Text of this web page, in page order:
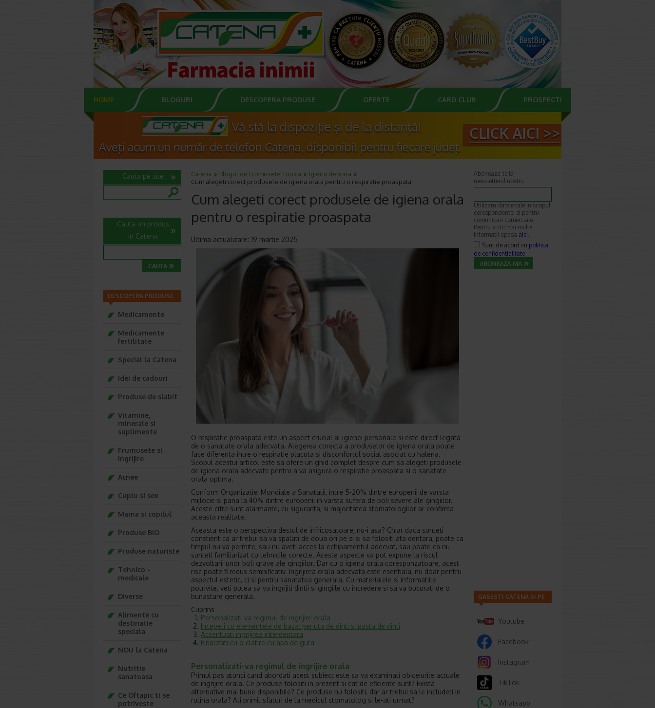
HOME BLOGURI DESCOPERA PRODUSE OFERTE CARD CLUB PROSPECTE
Catena Blogul de Frumusete Tonica
Igiena dentara
Cum alegeti corect produsele de igiena orala pentru o respiratie proaspata
Cum alegeti corect produsele de igiena orala
pentru o respiratie proaspata
Ultima actualizare: 19 martie 2025
O respiratie proaspata este un aspect crucial al igienei personale si este direct legata
de o sanatate orala adecvata. Alegerea corecta a produselor de igiena orala poate
face diferenta intre o respiratie placuta si disconfortul social asociat cu halena.
Scopul acestui articol este sa ofere un ghid complet despre cum sa alegeti produsele
de igiena orala adecvate pentru a va asigura o respiratie proaspata si o sanatate
orala optima.
Conform Organizatiei Mondiale a Sanatatii, intre 5-20% dintre europenii de varsta
mijlocie si pana la 40% dintre europenii in varsta sufera de boli severe ale gingiilor.
Aceste cifre sunt alarmante, cu siguranta, si majoritatea stomatologilor ar confirma
aceasta realitate.
Aceasta este o perspectiva destul de infricosatoare, nu-i asa? Chiar daca sunteti
constient ca ar trebui sa va spalati de doua ori pe zi si sa folositi ata dentara, poate ca
timpul nu va permite, sau nu aveti acces la echipamentul adecvat, sau poate ca nu
sunteti familiarizat cu tehnicile corecte. Aceste aspecte va pot expune la riscul
dezvoltarii unor boli grave ale gingiilor. Dar cu o igiena orala corespunzatoare, acest
risc poate fi redus semnificativ. Ingrijirea orala adecvata este esentiala, nu doar pentru
aspectul estetic, ci si pentru sanatatea generala. Cu materialele si informatiile
potrivite, veti putea sa va ingrijiti dintii si gingiile cu incredere si sa va bucurati de o
bunastare generala.
Cuprins
Personalizati-va regimul de ingrijire orala
Incepeti cu elementele de baza: periuta de dinti si pasta de dinti
Accentuati ingrijirea interdentara
Finalizati cu o clatire cu apa de gura
Personalizati-va regimul de ingrijire orala
Primul pas atunci cand abordati acest subiect este sa va examinati obiceiurile actuale
de ingrijire orala. Ce produse folositi in prezent si cat de eficiente sunt? Exista
alternative mai bune disponibile? Ce produse nu folositi, dar ar trebui sa le includeti in
rutina orala? Ati primit sfaturi de la medicul stomatolog si le-ati urmat?
Cauta pe site
Cauta un produs
in Catena
DESCOPERA PRODUSE
Medicamente
Medicamente
fertilitate
Special la Catena
Idei de cadouri
Produse de slabit
Vitamine,
minerale si
suplimente
Frumusete si
ingrijire
Acnee
Cuplu si sex
Mama si copilul
Produse BIO
Produse naturiste
Tehnico -
medicale
Diverse
Alimente cu
destinatie
speciala
NOU la Catena
Nutritie
sanatoasa
Ce Oftapic ti se
potriveste
Aboneaza-te la
newsletterul nostru
Utilizam datele tale in scopul
corespondentei si pentru
comunicari comerciale.
Pentru a citi mai multe
informatii apasa aici.
Sunt de acord cu politica
de confidentialitate
GASESTI CATENA SI PE
Youtube
Facebook
Instagram
TikTok
Whatsapp